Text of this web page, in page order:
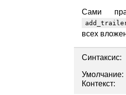
Сами
всех
Синтаксис:
Умолчание:
Контекст: